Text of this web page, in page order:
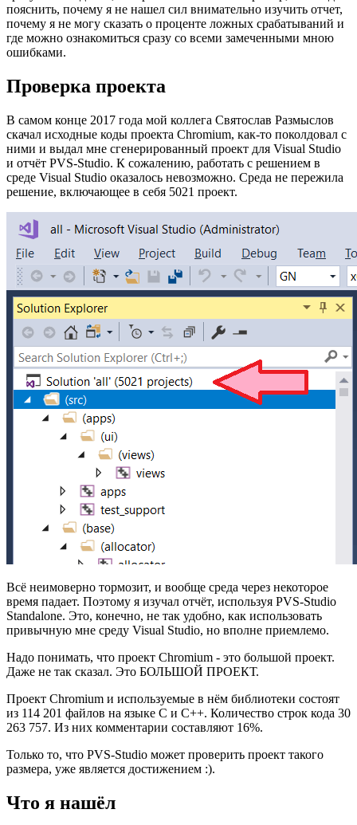
пояснить, почему я не нашел сил внимательно изучить отчет,
почему я не могу сказать о проценте ложных срабатываний и
где можно ознакомиться сразу со всеми замеченными мною
ошибками.
Проверка проекта
В самом конце 2017 года мой коллега Святослав Размыслов
скачал исходные коды проекта Chromium, как-то поколдовал с
ними и выдал мне сгенерированный проект для Visual Studio
и отчёт PVS-Studio. К сожалению, работать с решением в
среде Visual Studio оказалось невозможно. Среда не пережила
решение, включающее в себя 5021 проект.
Всё неимоверно тормозит, и вообще среда через некоторое
время падает. Поэтому я изучал отчёт, используя PVS-Studio
Standalone. Это, конечно, не так удобно, как использовать
привычную мне среду Visual Studio, но вполне приемлемо.
Надо понимать, что проект Chromium - это большой проект.
Даже не так сказал. Это БОЛЬШОЙ ПРОЕКТ.
Проект Chromium и используемые в нём библиотеки состоят
из 114 201 файлов на языке C и C++. Количество строк кода 30
263 757. Из них комментарии составляют 16%.
Только то, что PVS-Studio может проверить проект такого
размера, уже является достижением :).
Что я нашёл